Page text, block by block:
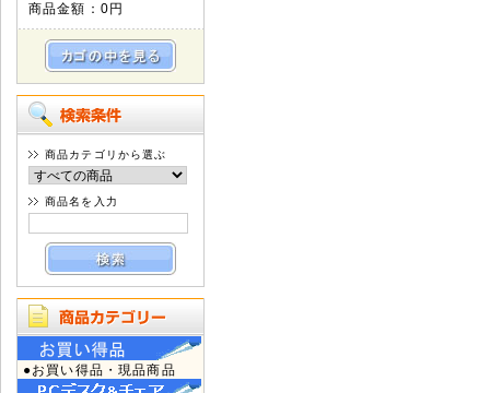
商品金額： 0円
商品カテゴリから選ぶ
商品名を入力
●お買い得品・現品商品